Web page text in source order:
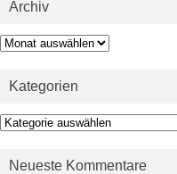
Archiv
Archiv
Kategorien
Kategorien
Neueste Kommentare